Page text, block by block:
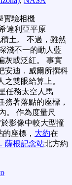
實驗相機
達利亞平原
土。 不過，雖然
淺不一的動人藍
灰或泛紅。 事實
安迪．威爾所撰科
雙眼給算上。
任務太空人馬
著落點的座標，
。 作為度量尺
影像中較大型撞
座標， 大約在
薩根記念站北方約